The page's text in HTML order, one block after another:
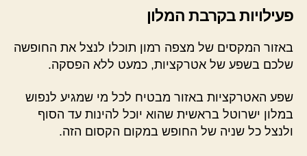
פעילויות בקרבת המלון
באזור המקסים של מצפה רמון תוכלו לנצל את החופשה
שלכם בשפע של אטרקציות, כמעט ללא הפסקה.
שפע האטרקציות באזור מבטיח לכל מי שמגיע לנפוש
במלון ישרוטל בראשית שהוא יוכל להינות עד הסוף
ולנצל כל שניה של החופש במקום הקסום הזה.